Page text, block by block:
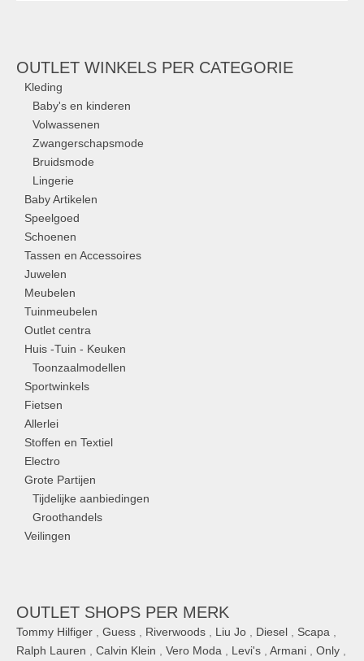
OUTLET WINKELS PER CATEGORIE
Kleding
Baby's en kinderen
Volwassenen
Zwangerschapsmode
Bruidsmode
Lingerie
Baby Artikelen
Speelgoed
Schoenen
Tassen en Accessoires
Juwelen
Meubelen
Tuinmeubelen
Outlet centra
Huis -Tuin - Keuken
Toonzaalmodellen
Sportwinkels
Fietsen
Allerlei
Stoffen en Textiel
Electro
Grote Partijen
Tijdelijke aanbiedingen
Groothandels
Veilingen
OUTLET SHOPS PER MERK
Tommy Hilfiger , Guess , Riverwoods , Liu Jo , Diesel , Scapa ,
Ralph Lauren , Calvin Klein , Vero Moda , Levi's , Armani , Only ,